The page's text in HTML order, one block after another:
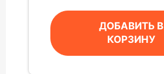
ДОБАВИТЬ В
КОРЗИНУ